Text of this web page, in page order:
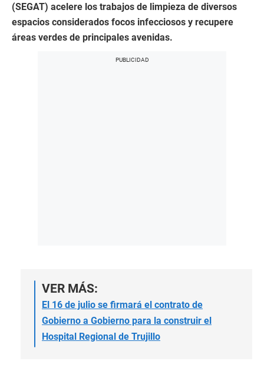
(SEGAT) acelere los trabajos de limpieza de diversos
espacios considerados focos infecciosos y recupere
áreas verdes de principales avenidas.
VER MÁS:
El 16 de julio se firmará el contrato de
Gobierno a Gobierno para la construir el
Hospital Regional de Trujillo